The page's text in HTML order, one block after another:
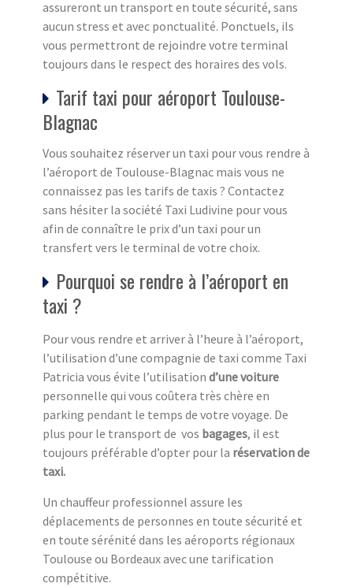
assureront un transport en toute sécurité, sans
aucun stress et avec ponctualité. Ponctuels, ils
vous permettront de rejoindre votre terminal
toujours dans le respect des horaires des vols.
Tarif taxi pour aéroport Toulouse-
Blagnac
Vous souhaitez réserver un taxi pour vous rendre à
l’aéroport de Toulouse-Blagnac mais vous ne
connaissez pas les tarifs de taxis ? Contactez
sans hésiter la société Taxi Ludivine pour vous
afin de connaître le prix d’un taxi pour un
transfert vers le terminal de votre choix.
Pourquoi se rendre à l’aéroport en
taxi ?
Pour vous rendre et arriver à l’heure à l’aéroport,
l’utilisation d’une compagnie de taxi comme Taxi
Patricia vous évite l’utilisation d’une voiture
personnelle qui vous coûtera très chère en
parking pendant le temps de votre voyage. De
plus pour le transport de vos bagages, il est
toujours préférable d’opter pour la réservation de
taxi.
Un chauffeur professionnel assure les
déplacements de personnes en toute sécurité et
en toute sérénité dans les aéroports régionaux
Toulouse ou Bordeaux avec une tarification
compétitive.